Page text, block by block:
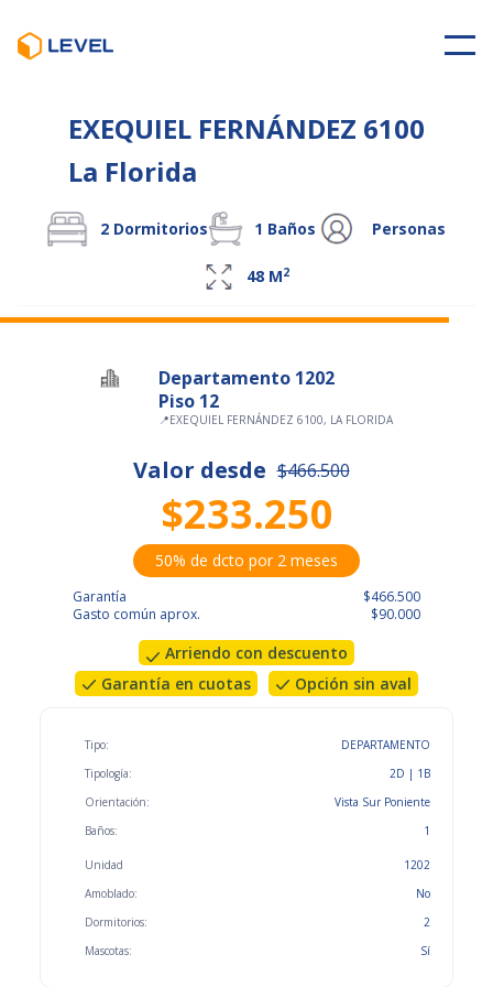
EXEQUIEL FERNÁNDEZ 6100
La Florida
2 Dormitorios 1 Baños Personas
48 M2
Departamento 1202
Piso 12
📍EXEQUIEL FERNÁNDEZ 6100, LA FLORIDA
Valor desde $466.500
$233.250
50% de dcto por 2 meses
Garantía
Gasto común aprox.
$466.500
$90.000
Arriendo con descuento
Garantía en cuotas
Opción sin aval
Tipo:
Tipología:
Orientación:
Baños:
DEPARTAMENTO
2D | 1B
Vista Sur Poniente
1
Unidad
Amoblado:
Dormitorios:
Mascotas:
1202
No
2
Sí